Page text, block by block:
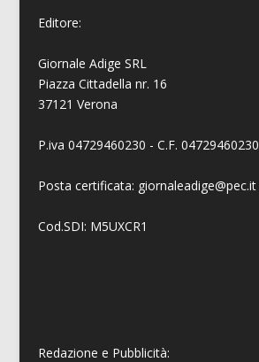
Editore:
Giornale Adige SRL
Piazza Cittadella nr. 16
37121 Verona
P.iva 04729460230 - C.F. 04729460230
Posta certificata: giornaleadige@pec.it
Cod.SDI: M5UXCR1
Redazione e Pubblicità: